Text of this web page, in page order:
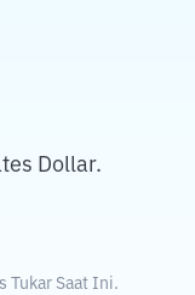
Dollar.
Tukar Saat Ini.